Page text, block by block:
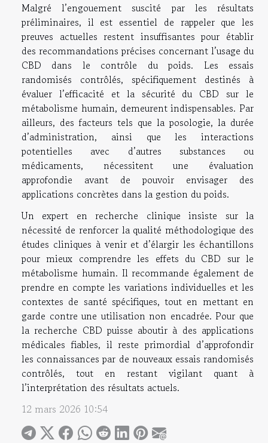
Malgré l’engouement suscité par les résultats
préliminaires, il est essentiel de rappeler que les
preuves actuelles restent insuffisantes pour établir
des recommandations précises concernant l’usage du
CBD dans le contrôle du poids. Les essais
randomisés contrôlés, spécifiquement destinés à
évaluer l’efficacité et la sécurité du CBD sur le
métabolisme humain, demeurent indispensables. Par
ailleurs, des facteurs tels que la posologie, la durée
d’administration, ainsi que les interactions
potentielles avec d’autres substances ou
médicaments, nécessitent une évaluation
approfondie avant de pouvoir envisager des
applications concrètes dans la gestion du poids.
Un expert en recherche clinique insiste sur la
nécessité de renforcer la qualité méthodologique des
études cliniques à venir et d’élargir les échantillons
pour mieux comprendre les effets du CBD sur le
métabolisme humain. Il recommande également de
prendre en compte les variations individuelles et les
contextes de santé spécifiques, tout en mettant en
garde contre une utilisation non encadrée. Pour que
la recherche CBD puisse aboutir à des applications
médicales fiables, il reste primordial d’approfondir
les connaissances par de nouveaux essais randomisés
contrôlés, tout en restant vigilant quant à
l’interprétation des résultats actuels.
12 mars 2026 10:54